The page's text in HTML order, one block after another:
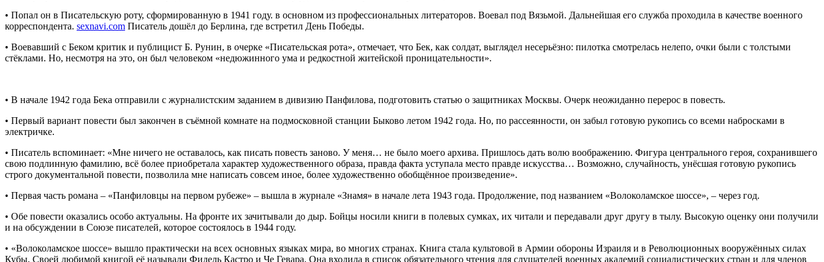
• Попал он в Писательскую роту, сформированную в 1941 году. в основном из профессиональных литераторов. Воевал под Вязьмой. Дальнейшая его служба проходила в качестве военного
корреспондента. sexnavi.com Писатель дошёл до Берлина, где встретил День Победы.
• Воевавший с Беком критик и публицист Б. Рунин, в очерке «Писательская рота», отмечает, что Бек, как солдат, выглядел несерьёзно: пилотка смотрелась нелепо, очки были с толстыми
стёклами. Но, несмотря на это, он был человеком «недюжинного ума и редкостной житейской проницательности».
• В начале 1942 года Бека отправили с журналистским заданием в дивизию Панфилова, подготовить статью о защитниках Москвы. Очерк неожиданно перерос в повесть.
• Первый вариант повести был закончен в съёмной комнате на подмосковной станции Быково летом 1942 года. Но, по рассеянности, он забыл готовую рукопись со всеми набросками в
электричке.
• Писатель вспоминает: «Мне ничего не оставалось, как писать повесть заново. У меня… не было моего архива. Пришлось дать волю воображению. Фигура центрального героя, сохранившего
свою подлинную фамилию, всё более приобретала характер художественного образа, правда факта уступала место правде искусства… Возможно, случайность, унёсшая готовую рукопись
строго документальной повести, позволила мне написать совсем иное, более художественно обобщённое произведение».
• Первая часть романа – «Панфиловцы на первом рубеже» – вышла в журнале «Знамя» в начале лета 1943 года. Продолжение, под названием «Волоколамское шоссе», – через год.
• Обе повести оказались особо актуальны. На фронте их зачитывали до дыр. Бойцы носили книги в полевых сумках, их читали и передавали друг другу в тылу. Высокую оценку они получили
и на обсуждении в Союзе писателей, которое состоялось в 1944 году.
• «Волоколамское шоссе» вышло практически на всех основных языках мира, во многих странах. Книга стала культовой в Армии обороны Израиля и в Революционных вооружённых силах
Кубы. Своей любимой книгой её называли Фидель Кастро и Че Гевара. Она входила в список обязательного чтения для слушателей военных академий социалистических стран и для членов